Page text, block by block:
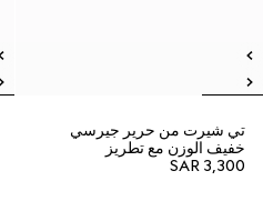
تي شيرت من حرير جيرسي
خفيف الوزن مع تطريز
SAR 3,300